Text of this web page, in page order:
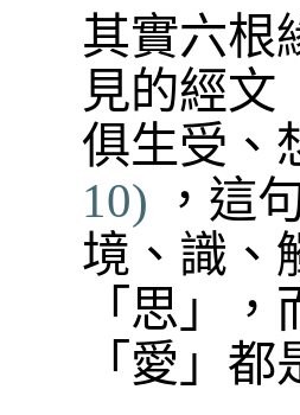
其實六根
見的經文
俱生受、
10) ，這
境、識、
「思」
「愛」